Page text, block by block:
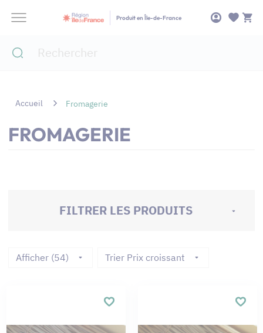
Produit en Île-de-France
Accueil Fromagerie
FROMAGERIE
FILTRER LES PRODUITS
Afficher (54) Trier Prix croissant